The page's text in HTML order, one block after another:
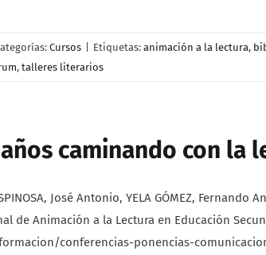
Cursos Etiquetas: animación a la lectura,
, talleres literarios
años caminando con
José Antonio, YELA GÓMEZ,
de Animación a la Lectura en Educación
conferencias-ponencias-